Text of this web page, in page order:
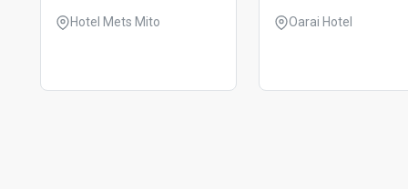
Hotel Mets Mito Oarai Hotel